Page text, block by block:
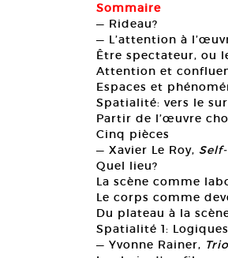
Sommaire
— Rideau?
— L’attention à
Être spectateur, ou
Attention et
Espaces et
Spatialité: vers le
Partir de l’œuvre
Cinq pièces
— Xavier Le Roy,
Quel lieu?
La scène comme
Le corps comme
Du plateau à la
Spatialité 1:
— Yvonne Rainer,